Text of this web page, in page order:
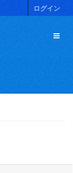
ログイン